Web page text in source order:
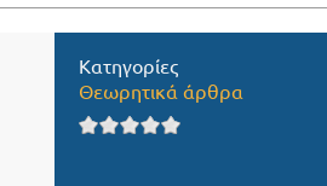
Κατηγορίες
Θεωρητικά άρθρα